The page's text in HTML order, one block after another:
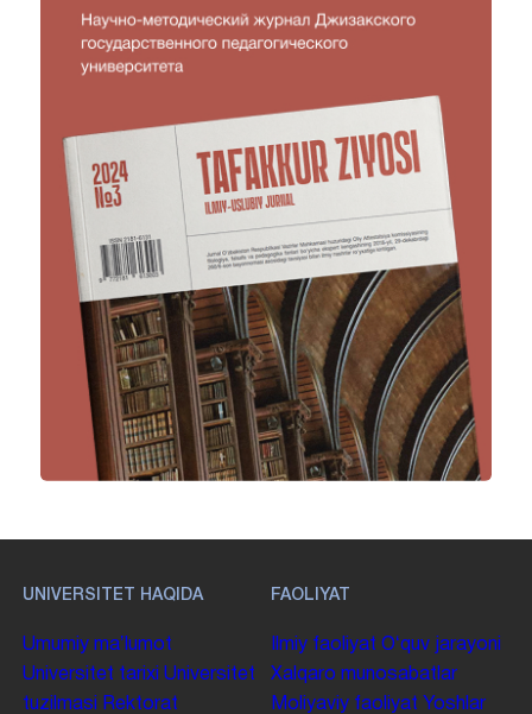
UNIVERSITET HAQIDA
Umumiy maʼlumot
Universitet tarixi Universitet
tuzilmasi
Rektorat
FAOLIYAT
Ilmiy faoliyat Oʻquv jarayoni
Xalqaro munosabatlar
Moliyaviy faoliyat Yoshlar